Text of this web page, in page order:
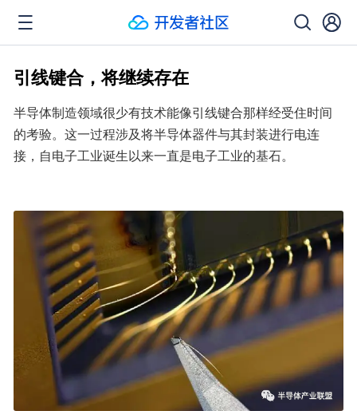
引线键合，将继续存在
半导体制造领域很少有技术能像引线键合那样经受住时间
的考验。这一过程涉及将半导体器件与其封装进行电连
接，自电子工业诞生以来一直是电子工业的基石。